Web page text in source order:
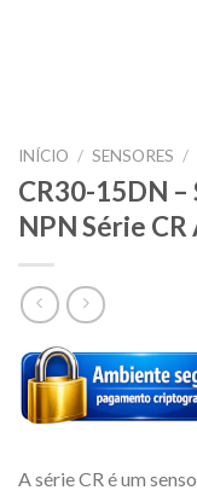
INÍCIO / SENSORES /
CR30-15DN
NPN Série
A série CR é um